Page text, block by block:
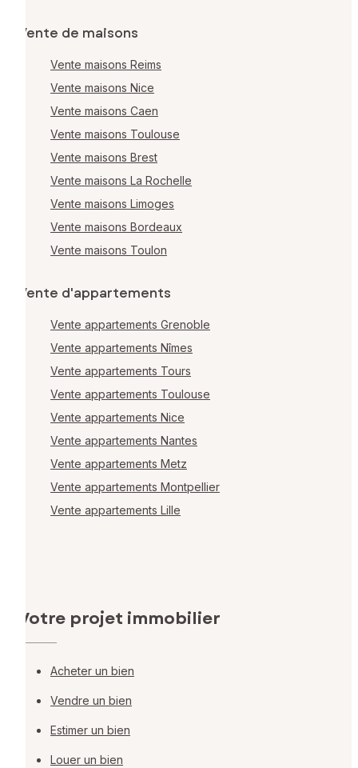
Vente de maisons
Vente maisons Reims
Vente maisons Nice
Vente maisons Caen
Vente maisons Toulouse
Vente maisons Brest
Vente maisons La Rochelle
Vente maisons Limoges
Vente maisons Bordeaux
Vente maisons Toulon
Vente d'appartements
Vente appartements Grenoble
Vente appartements Nîmes
Vente appartements Tours
Vente appartements Toulouse
Vente appartements Nice
Vente appartements Nantes
Vente appartements Metz
Vente appartements Montpellier
Vente appartements Lille
Votre projet immobilier
Acheter un bien
Vendre un bien
Estimer un bien
Louer un bien